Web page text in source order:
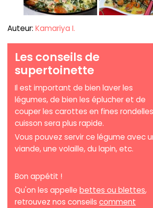
Auteur: Kamariya I.
Les conseils de
supertoinette
Il est important de bien laver les
légumes, de bien les éplucher et de
couper les carottes en fines
cuisson sera plus rapide.
Vous pouvez servir ce légume avec
viande, une volaille, du lapin, etc.
Bon appétit !
Qu'on les appelle bettes ou blettes,
retrouvez nos conseils comment